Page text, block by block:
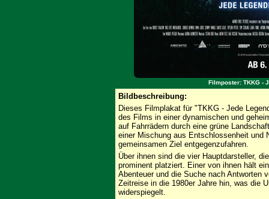
Filmposter: TKKG -
Bildbeschreibung:
Dieses Filmplakat für "TKKG - Jede
des Films in einer dynamischen und
auf Fahrrädern durch eine grüne
einer Mischung aus Entschlossenheit und
gemeinsamen Ziel entgegenzufahren.
Über ihnen sind die vier Hauptdarsteller,
prominent platziert. Einer von ihnen hält
Abenteuer und die Suche nach Antworten
Zeitreise in die 1980er Jahre hin, was die
widerspiegelt.